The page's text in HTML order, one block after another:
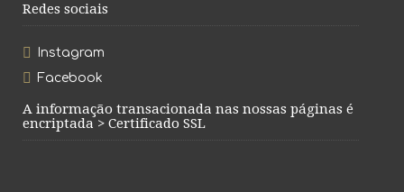
Redes sociais
Instagram
Facebook
A informação transacionada nas nossas páginas é
encriptada > Certificado SSL